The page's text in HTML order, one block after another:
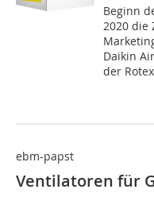
Beginn
2020 die
Daikin
der
ebm-papst
Ventilatoren für